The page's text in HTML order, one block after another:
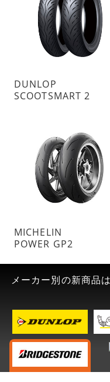
DUNLOP
SCOOTSMART 2
MICHELIN
POWER GP2
メーカー別の新商品